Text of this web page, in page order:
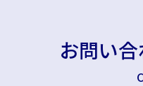
お問い